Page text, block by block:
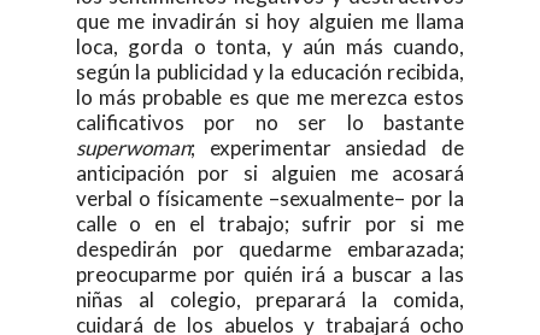
que me invadirán si hoy alguien me llama
loca, gorda o tonta, y aún más cuando,
según la publicidad y la educación recibida,
lo más probable es que me merezca estos
calificativos por no ser lo bastante
superwoman; experimentar ansiedad de
anticipación por si alguien me acosará
verbal o físicamente –sexualmente– por la
calle o en el trabajo; sufrir por si me
despedirán por quedarme embarazada;
preocuparme por quién irá a buscar a las
niñas al colegio, preparará la comida,
cuidará de los abuelos y trabajará ocho